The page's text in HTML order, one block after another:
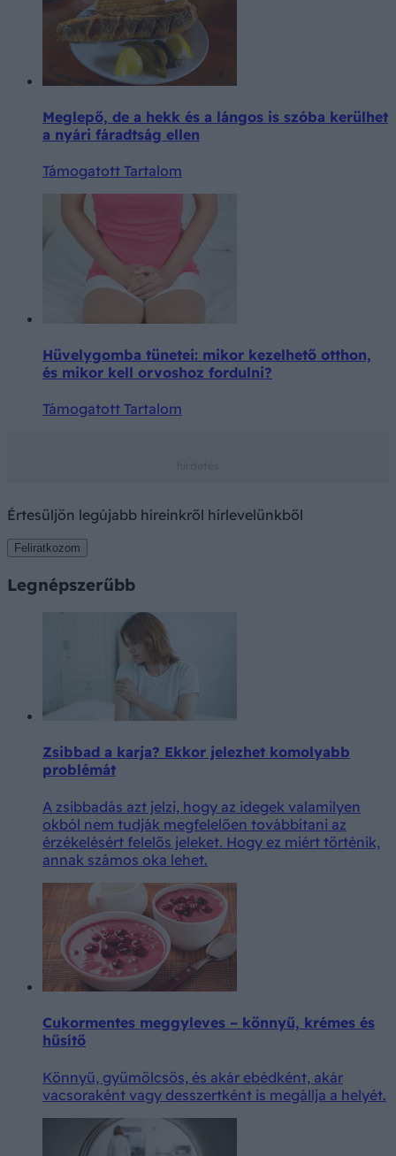
Meglepő, de a hekk és a lángos is szóba kerülhet
a nyári fáradtság ellen
Támogatott Tartalom
Hüvelygomba tünetei: mikor kezelhető otthon,
és mikor kell orvoshoz fordulni?
Támogatott Tartalom
Értesüljön legújabb híreinkről hírlevelünkből
Feliratkozom
Legnépszerűbb
Zsibbad a karja? Ekkor jelezhet komolyabb
problémát
A zsibbadás azt jelzi, hogy az idegek valamilyen
okból nem tudják megfelelően továbbítani az
érzékelésért felelős jeleket. Hogy ez miért történik,
annak számos oka lehet.
Cukormentes meggyleves – könnyű, krémes és
hűsítő
Könnyű, gyümölcsös, és akár ebédként, akár
vacsoraként vagy desszertként is megállja a helyét.